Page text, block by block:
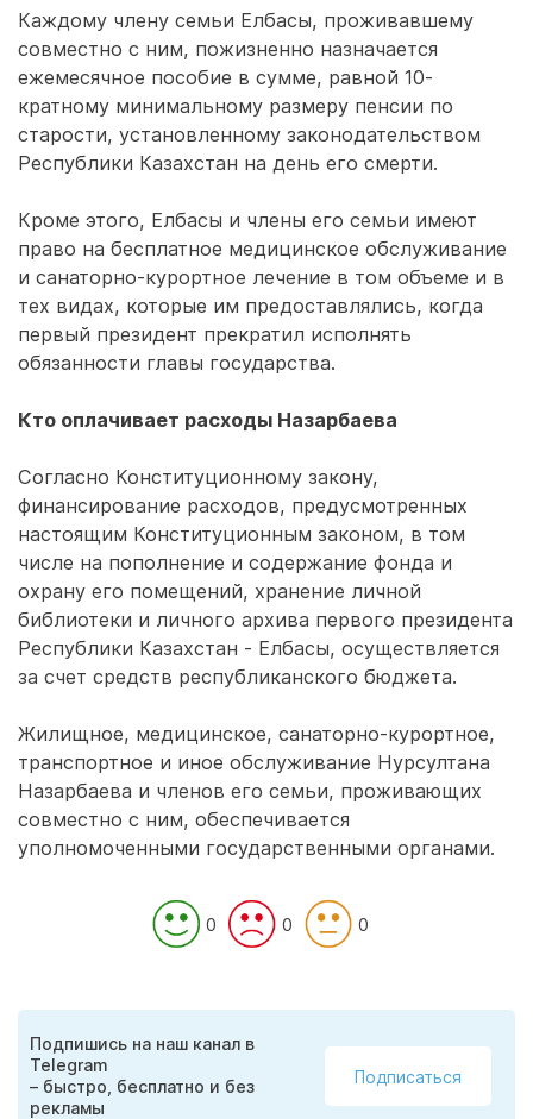
Каждому члену семьи Елбасы, проживавшему
совместно с ним, пожизненно назначается
ежемесячное пособие в сумме, равной 10-
кратному минимальному размеру пенсии по
старости, установленному законодательством
Республики Казахстан на день его смерти.
Кроме этого, Елбасы и члены его семьи имеют
право на бесплатное медицинское обслуживание
и санаторно-курортное лечение в том объеме и в
тех видах, которые им предоставлялись, когда
первый президент прекратил исполнять
обязанности главы государства.
Кто оплачивает расходы Назарбаева
Согласно Конституционному закону,
финансирование расходов, предусмотренных
настоящим Конституционным законом, в том
числе на пополнение и содержание фонда и
охрану его помещений, хранение личной
библиотеки и личного архива первого президента
Республики Казахстан - Елбасы, осуществляется
за счет средств республиканского бюджета.
Жилищное, медицинское, санаторно-курортное,
транспортное и иное обслуживание Нурсултана
Назарбаева и членов его семьи, проживающих
совместно с ним, обеспечивается
уполномоченными государственными органами.
0 0 0
Подпишись на наш канал в
Telegram
– быстро, бесплатно и без
рекламы
Подписаться